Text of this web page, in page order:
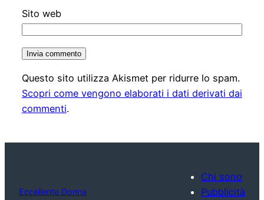
Sito web
Questo sito utilizza Akismet per ridurre lo spam.
Scopri come vengono elaborati i dati derivati dai
commenti.
Eccellente Donna
Chi sono
Pubblicità